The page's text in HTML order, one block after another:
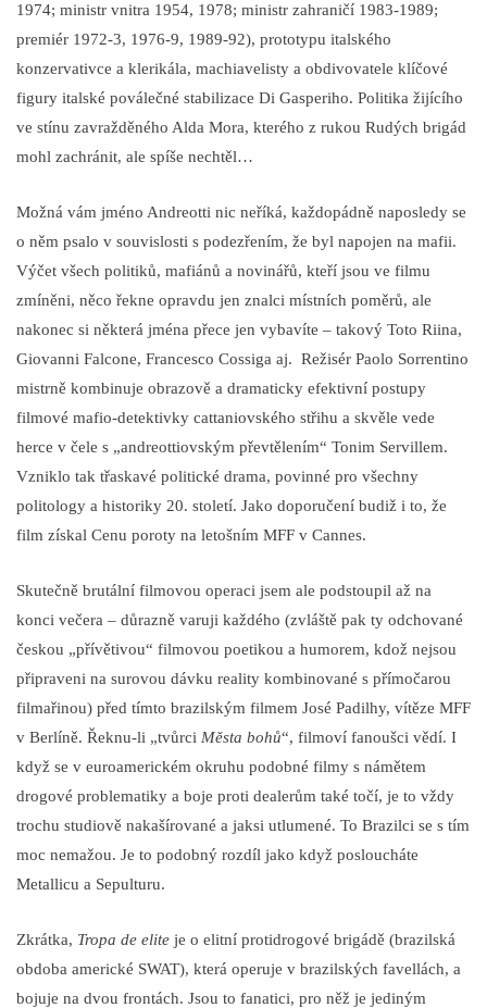
1974; ministr vnitra 1954, 1978; ministr zahraničí 1983-1989;
premiér 1972-3, 1976-9, 1989-92), prototypu italského
konzervativce a klerikála, machiavelisty a obdivovatele klíčové
figury italské poválečné stabilizace Di Gasperiho. Politika žijícího
ve stínu zavražděného Alda Mora, kterého z rukou Rudých brigád
mohl zachránit, ale spíše nechtěl…
Možná vám jméno Andreotti nic neříká, každopádně naposledy se
o něm psalo v souvislosti s podezřením, že byl napojen na mafii.
Výčet všech politiků, mafiánů a novinářů, kteří jsou ve filmu
zmíněni, něco řekne opravdu jen znalci místních poměrů, ale
nakonec si některá jména přece jen vybavíte – takový Toto Riina,
Giovanni Falcone, Francesco Cossiga aj. Režisér Paolo Sorrentino
mistrně kombinuje obrazově a dramaticky efektivní postupy
filmové mafio-detektivky cattaniovského střihu a skvěle vede
herce v čele s „andreottiovským převtělením“ Tonim Servillem.
Vzniklo tak třaskavé politické drama, povinné pro všechny
politology a historiky 20. století. Jako doporučení budiž i to, že
film získal Cenu poroty na letošním MFF v Cannes.
Skutečně brutální filmovou operaci jsem ale podstoupil až na
konci večera – důrazně varuji každého (zvláště pak ty odchované
českou „přívětivou“ filmovou poetikou a humorem, kdož nejsou
připraveni na surovou dávku reality kombinované s přímočarou
filmařinou) před tímto brazilským filmem José Padilhy, vítěze MFF
v Berlíně. Řeknu-li „tvůrci Města bohů“, filmoví fanoušci vědí. I
když se v euroamerickém okruhu podobné filmy s námětem
drogové problematiky a boje proti dealerům také točí, je to vždy
trochu studiově nakašírované a jaksi utlumené. To Brazilci se s tím
moc nemažou. Je to podobný rozdíl jako když posloucháte
Metallicu a Sepulturu.
Zkrátka, Tropa de elite je o elitní protidrogové brigádě (brazilská
obdoba americké SWAT), která operuje v brazilských favellách, a
bojuje na dvou frontách. Jsou to fanatici, pro něž je jediným